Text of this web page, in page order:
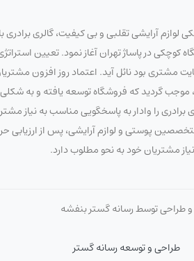
لوازم آرایشی تقلبی و بی کیفیت، گالری
و بهداشتی، فعالیت خود را در تاریخ 1373/7/20 با تاسیس فروشگاه کوچکی در پاساژ تهران
بود نائل آید. اعتماد روز افزون مشتریان
موجب گردید که فروشگاه توسعه یافته و به
را وادار به پاسخگویی مناسب به نیاز
پوستی و لوازم آرایشی، پس از
مشتریان خود به نحو مطلوب دارد.
طراحی توسط رسانه گستر بنفشه
طراحی و توسعه رسانه گستر